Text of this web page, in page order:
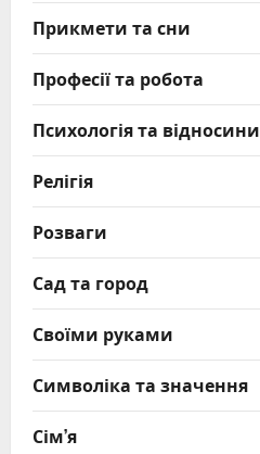
Прикмети та сни
Професії та робота
Психологія та відносини
Релігія
Розваги
Сад та город
Своїми руками
Символіка та значення
Сім’я